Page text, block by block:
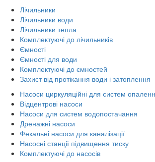
Лічильники
Лічильники води
Лічильники тепла
Комплектуючі до лічильників
Ємності
Ємності для води
Комплектуючі до ємностей
Захист від протікання води і затоплення
Насоси циркуляційні для систем
Відцентрові насоси
Насоси для систем водопостачання
Дренажні насоси
Фекальні насоси для каналізації
Насосні станції підвищення тиску
Комплектуючі до насосів